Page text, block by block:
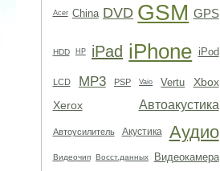
Acer China DVD GSM GPS
HDD HP iPad iPhone iPod
LCD MP3 PSP Vaio Vertu
Xbox
Xerox
Автоакустика
Автоусилитель Акустика Аудио
Видеочип Восст.данных
Видеокамера